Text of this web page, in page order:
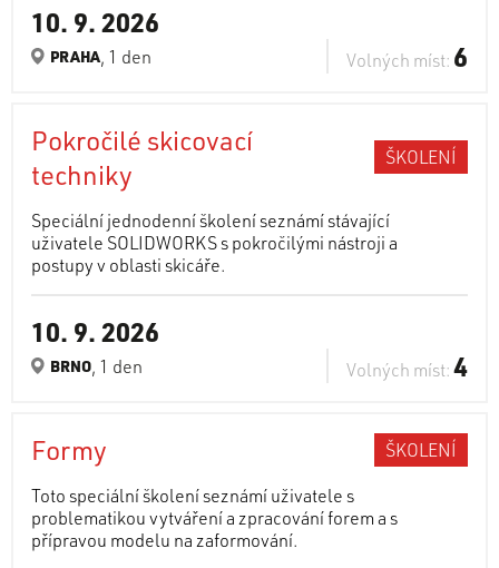
10. 9. 2026
PRAHA, 1 den Volných míst: 6
Pokročilé skicovací
techniky
ŠKOLENÍ
Speciální jednodenní školení seznámí stávající
uživatele SOLIDWORKS s pokročilými nástroji a
postupy v oblasti skicáře.
10. 9. 2026
BRNO, 1 den Volných míst:4
Formy
ŠKOLENÍ
Toto speciální školení seznámí uživatele s
problematikou vytváření a zpracování forem a s
přípravou modelu na zaformování.